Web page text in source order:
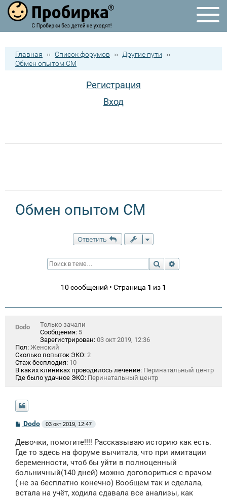
Главная ›› Список форумов ›› Другие пути
››
Обмен опытом СМ
Регистрация
Вход
Обмен опытом СМ
Ответить
Поиск
10 сообщений • Страница 1 из 1
Dodo
Только зачали
Сообщения: 5
Зарегистрирован: 03 окт 2019, 12:36
Пол: Женский
Сколько попыток ЭКО: 2
Стаж бесплодия: 10
В каких клиниках проводилось лечение: Перинатальный центр
Где было удачное ЭКО: Перинатальный центр
С
б
щ
е
н
и
Dodo 03 окт 2019, 12:47
Девочки, помогите!!!! Рассказываю историю как есть.
Где то здесь на форуме вычитала, что при имитации
беременности, чтоб бы уйти в полноценный
больничный(140 дней) можно договориться с врачом
( не за бесплатно конечно) Вообщем так и сделала,
встала на учёт, ходила сдавала все анализы, как